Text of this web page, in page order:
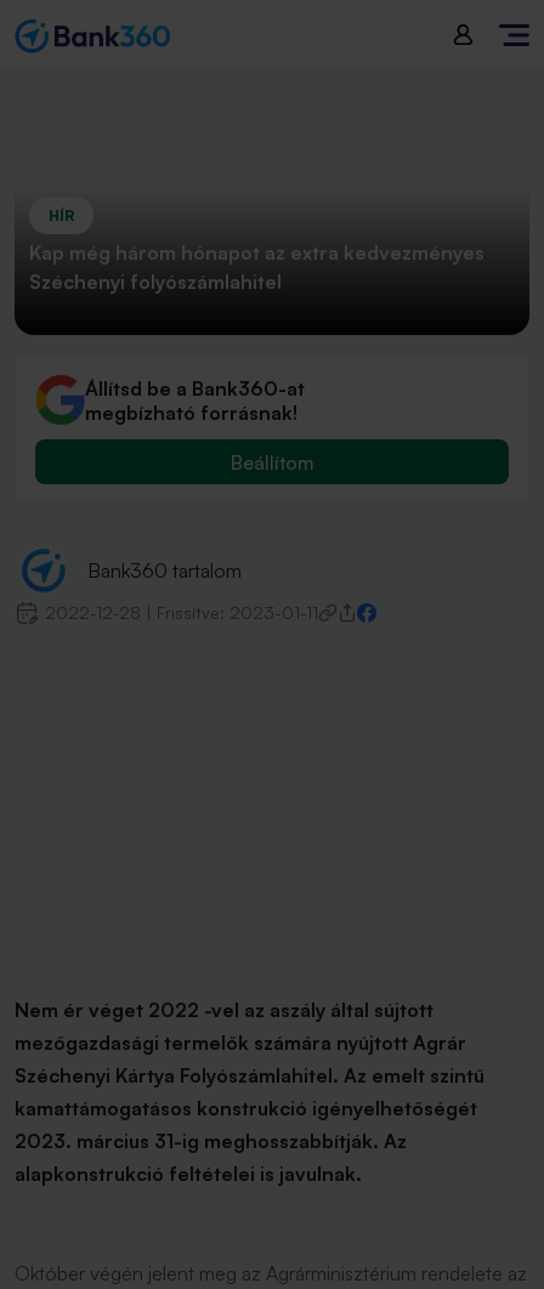
HÍR
Kap még három hónapot az extra kedvezményes
Széchenyi folyószámlahitel
Állítsd be a Bank360-at
megbízható forrásnak!
Beállítom
Bank360 tartalom
2022-12-28 Frissítve: 2023-01-11
Nem ér véget 2022 -vel az aszály által sújtott
mezőgazdasági termelők számára nyújtott Agrár
Széchenyi Kártya Folyószámlahitel. Az emelt szintű
kamattámogatásos konstrukció igényelhetőségét
2023. március 31-ig meghosszabbítják. Az
alapkonstrukció feltételei is javulnak.
Október végén jelent meg az Agrárminisztérium rendelete az